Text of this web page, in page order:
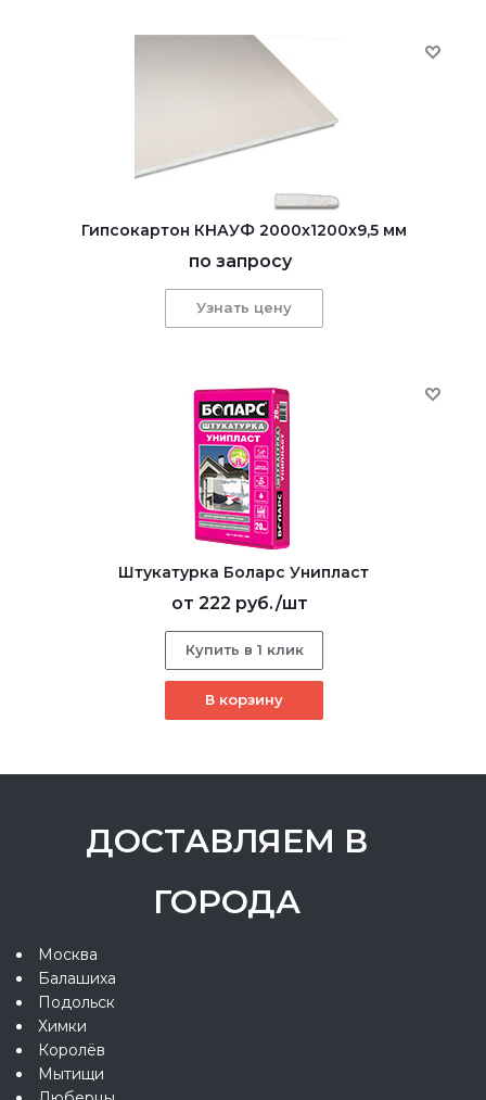
Гипсокартон КНАУФ 2000x1200x9,5 мм
по запросу
Узнать цену
Штукатурка Боларс Унипласт
от 222 руб./шт
Купить в 1 клик
В корзину
ДОСТАВЛЯЕМ В
ГОРОДА
Москва
Балашиха
Подольск
Химки
Королёв
Мытищи